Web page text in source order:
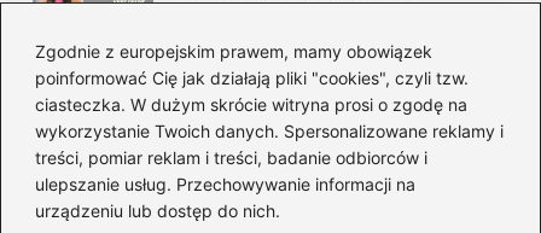
Zgodnie z europejskim prawem, mamy obowiązek
poinformować Cię jak działają pliki "cookies", czyli tzw.
ciasteczka. W dużym skrócie witryna prosi o zgodę na
wykorzystanie Twoich danych. Spersonalizowane reklamy i
treści, pomiar reklam i treści, badanie odbiorców i
ulepszanie usług. Przechowywanie informacji na
urządzeniu lub dostęp do nich.
sylwetkę w zaledwie 90 dni
Idealny garnitur: jak dobrać
go do swojej sylwetki?